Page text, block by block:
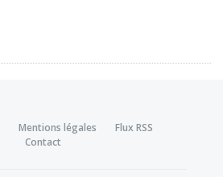
Mentions légales
Flux RSS
Contact